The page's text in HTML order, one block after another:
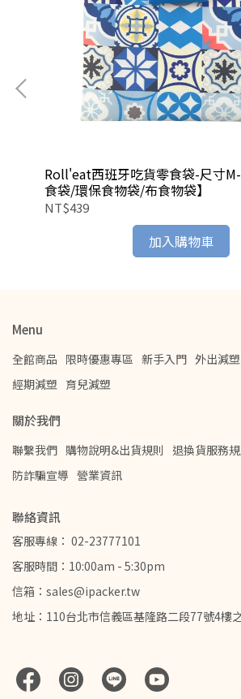
Roll'eat西班牙吃貨零食袋-尺寸
食袋/環保食物袋/布食物袋】
NT$439
加入購物車
Menu
全館商品 限時優惠專區 新手入門 外出減塑
經期減塑 育兒減塑
關於我們
聯繫我們 購物說明&出貨規則 退換貨服務
防詐騙宣導 營業資訊
聯絡資訊
客服專線： 02-23777101
客服時間：10:00am - 5:30pm
信箱：sales@ipacker.tw
地址：110台北市信義區基隆路二段77號4樓